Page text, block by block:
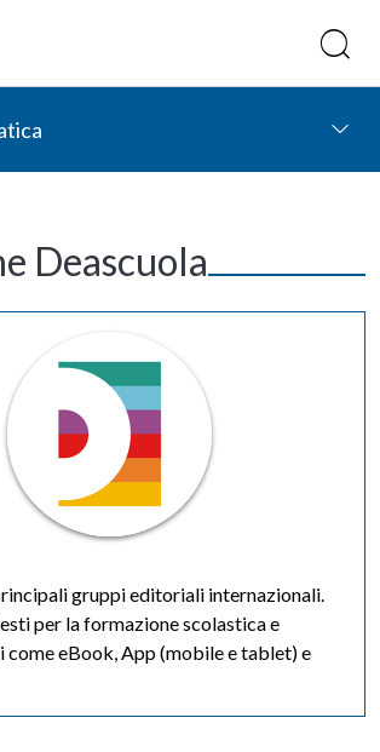
Deascuola
gruppi editoriali internazionali.
per la formazione scolastica e
eBook, App (mobile e tablet) e